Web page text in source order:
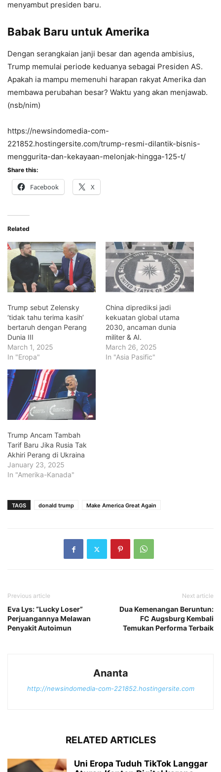
menyambut presiden baru.
Babak Baru untuk Amerika
Dengan serangkaian janji besar dan agenda ambisius,
Trump memulai periode keduanya sebagai Presiden AS.
Apakah ia mampu memenuhi harapan rakyat Amerika dan
membawa perubahan besar? Waktu yang akan menjawab.
(nsb/nim)
https://newsindomedia-com-
221852.hostingersite.com/trump-resmi-dilantik-bisnis-
menggurita-dan-kekayaan-melonjak-hingga-125-t/
Share this:
Facebook X
Related
Trump sebut Zelensky
‘tidak tahu terima kasih’
bertaruh dengan Perang
Dunia III
March 1, 2025
In "Eropa"
China diprediksi jadi
kekuatan global utama
2030, ancaman dunia
militer & AI.
March 26, 2025
In "Asia Pasific"
Trump Ancam Tambah
Tarif Baru Jika Rusia Tak
Akhiri Perang di Ukraina
January 23, 2025
In "Amerika-Kanada"
TAGS donald trump Make America Great Again
Previous article
Eva Lys: “Lucky Loser”
Perjuangannya Melawan
Penyakit Autoimun
Next article
Dua Kemenangan Beruntun:
FC Augsburg Kembali
Temukan Performa Terbaik
Ananta
http://newsindomedia-com-221852.hostingersite.com
RELATED ARTICLES
Uni Eropa Tuduh TikTok Langgar